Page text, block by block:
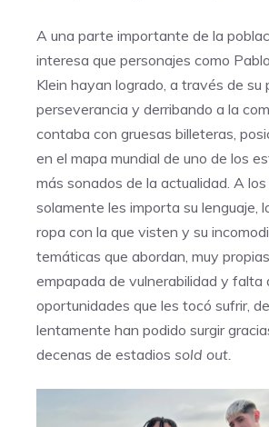
A una parte importante de la
interesa que personajes como
Klein hayan logrado, a través de su
perseverancia y derribando a la
contaba con gruesas billeteras,
en el mapa mundial de uno de los
más sonados de la actualidad. A
solamente les importa su lenguaje,
ropa con la que visten y su
temáticas que abordan, muy
empapada de vulnerabilidad y falta
oportunidades que les tocó sufrir,
lentamente han podido surgir
decenas de estadios sold out.